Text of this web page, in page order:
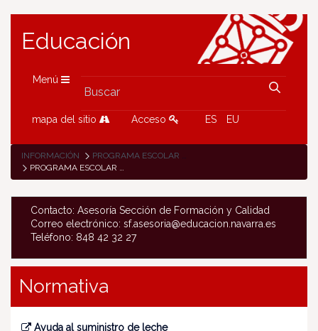
Educación
Menú
mapa del sitio Acceso ES EU
INFORMACIÓN
PROGRAMA ESCOLAR FRUTA/LECHE
PROGRAMA ESCOLAR DE CONSUMO DE LECHE ENTERA DE VACA
Contacto: Asesoría Sección de Formación y Calidad
Correo electrónico: sf.asesoria@educacion.navarra.es
Teléfono: 848 42 32 27
Normativa
Ayuda al suministro de leche